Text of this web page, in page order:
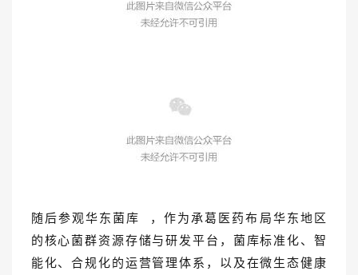
随后参观华东菌库
，作为承葛医药布局华东地区
的核心菌群资源存储与研发平台，菌库标准化、智
能化、合规化的运营管理体系，以及在微生态健康